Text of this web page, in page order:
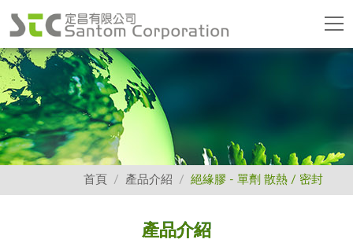
首頁 產品介紹 絕緣膠 - 單劑 散熱 / 密封
產品介紹